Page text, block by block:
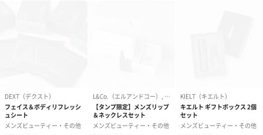
メッセージカードや封筒のデザインは一部変更する場合がありま
す。